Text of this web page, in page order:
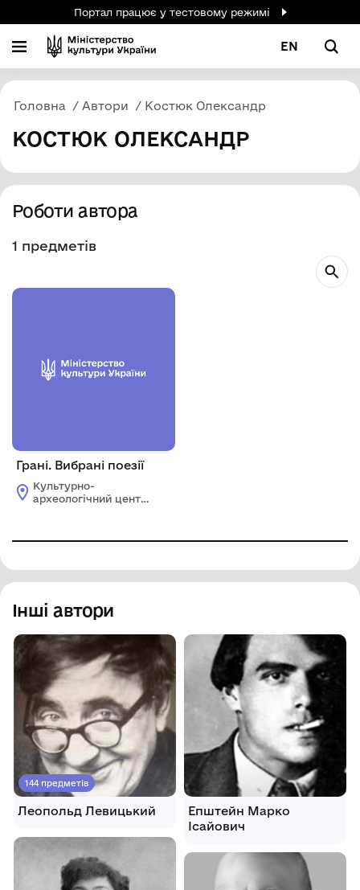
Портал працює у тестовому режимі
EN
Головна Автори Костюк Олександр
КОСТЮК ОЛЕКСАНДР
Роботи автора
1 предметів
Грані. Вибрані поезії
Культурно-
археологічний центр
Інші автори
144 предметів
Леопольд Левицький
Епштейн Марко
Ісайович